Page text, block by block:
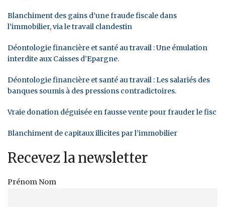
Blanchiment des gains d’une fraude fiscale dans
l’immobilier, via le travail clandestin
Déontologie financière et santé au travail : Une émulation
interdite aux Caisses d’Epargne.
Déontologie financière et santé au travail : Les salariés des
banques soumis à des pressions contradictoires.
Vraie donation déguisée en fausse vente pour frauder le fisc
Blanchiment de capitaux illicites par l’immobilier
Recevez la newsletter
Prénom Nom